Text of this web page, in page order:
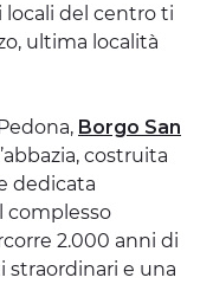
locali del centro ti
ultima località
Borgo San
costruita
dedicata
complesso
2.000 anni di
straordinari e una